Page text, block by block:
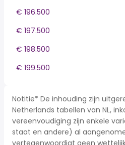
€ 196.500
€ 197.500
€ 198.500
€ 199.500
Notitie* De inhouding zijn
Netherlands tabellen van NL,
vereenvoudiging zijn enkele
staat en andere) al
vertegenwoordigt geen